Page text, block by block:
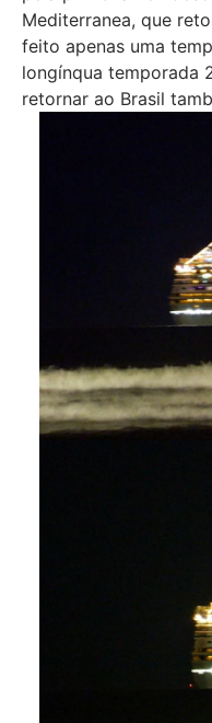
Mediterranea, que
feito apenas uma
longínqua temporada
retornar ao Brasil